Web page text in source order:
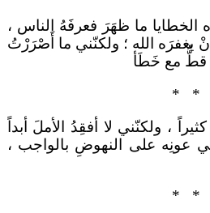
ما ظهَرَ فعرفَهُ الناس ،
يغفرَه الله ؛ ولكنّني ما أَصْرَرْتُ
قطُّ مع خَطَأ
*
*
، ولكنّني لا أفقِدُ الأملَ أبداً
عونِه على النهوضِ بالواجب ،
*
*